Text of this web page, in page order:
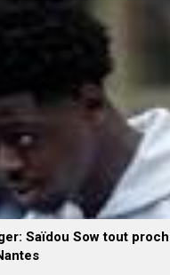
Saïdou Sow tout